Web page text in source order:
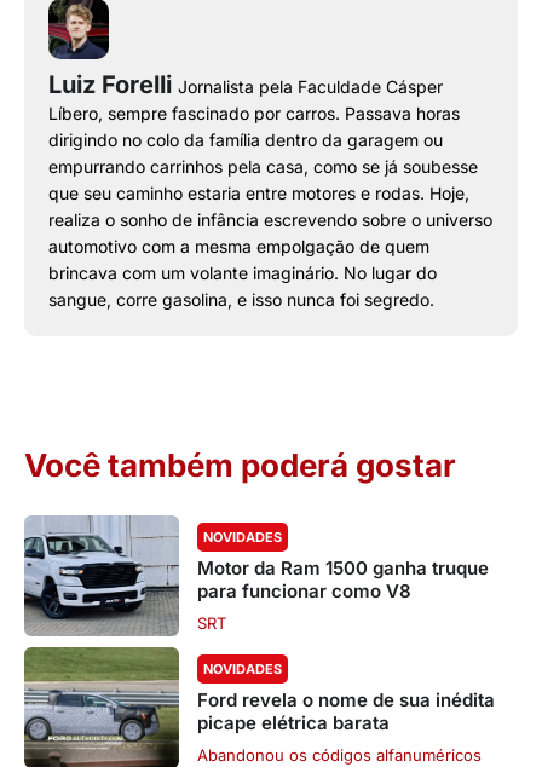
Luiz Forelli Jornalista pela Faculdade Cásper
Líbero, sempre fascinado por carros. Passava horas
dirigindo no colo da família dentro da garagem ou
empurrando carrinhos pela casa, como se já soubesse
que seu caminho estaria entre motores e rodas. Hoje,
realiza o sonho de infância escrevendo sobre o universo
automotivo com a mesma empolgação de quem
brincava com um volante imaginário. No lugar do
sangue, corre gasolina, e isso nunca foi segredo.
Você também poderá gostar
NOVIDADES
Motor da Ram 1500 ganha truque
para funcionar como V8
SRT
NOVIDADES
Ford revela o nome de sua inédita
picape elétrica barata
Abandonou os códigos alfanuméricos